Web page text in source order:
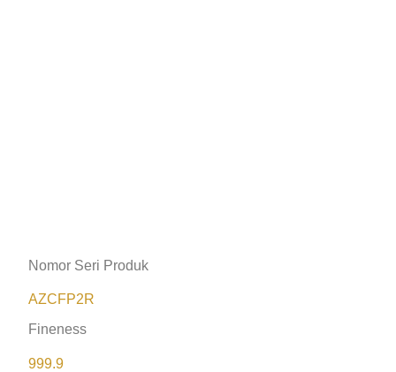
Nomor Seri Produk
AZCFP2R
Fineness
999.9